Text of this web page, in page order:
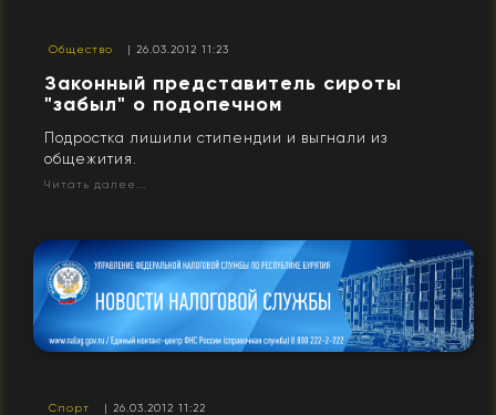
Общество | 26.03.2012 11:23
Законный представитель сироты
"забыл" о подопечном
Подростка лишили стипендии и выгнали из
общежития.
Читать далее...
Спорт | 26.03.2012 11:22